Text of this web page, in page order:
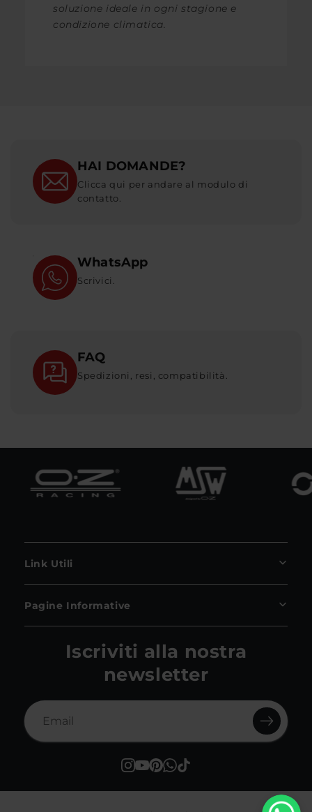
soluzione ideale in ogni stagione e
condizione climatica.
HAI DOMANDE?
Clicca qui per andare al modulo di
contatto.
WhatsApp
Scrivici.
FAQ
Spedizioni, resi, compatibilità.
Link Utili
Pagine Informative
Iscriviti alla nostra
newsletter